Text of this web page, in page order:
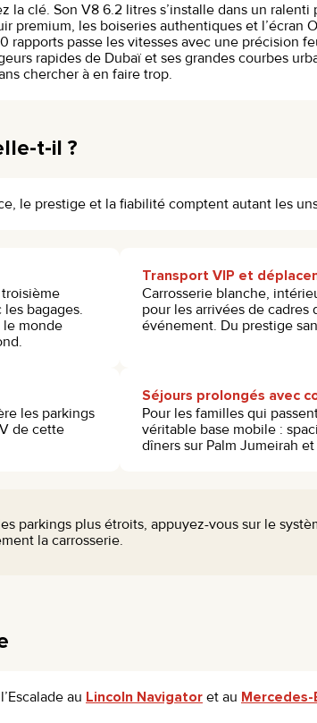
la clé. Son V8 6.2 litres s’installe dans un
premium, les boiseries authentiques et
passe les vitesses avec une précision
rapides de Dubaï et ses grandes courbes
chercher à en faire trop.
t-il ?
le prestige et la fiabilité comptent autant les
bagages.
le monde
Transport VIP et
Carrosserie blanche,
pour les arrivées de
événement. Du prestige
les parkings
de cette
Séjours prolongés avec
Pour les familles qui
véritable base mobile :
dîners sur Palm Jumeirah
parkings plus étroits, appuyez-vous sur le
la carrosserie.
au Lincoln Navigator et au Mercedes-